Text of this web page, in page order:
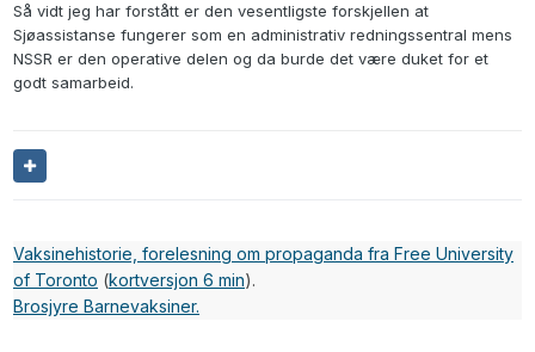
Så vidt jeg har forstått er den vesentligste forskjellen at
Sjøassistanse fungerer som en administrativ redningssentral mens
NSSR er den operative delen og da burde det være duket for et
godt samarbeid.
Vaksinehistorie, forelesning om propaganda fra Free University
of Toronto (kortversjon 6 min).
Brosjyre Barnevaksiner.